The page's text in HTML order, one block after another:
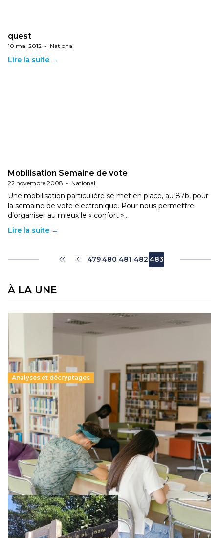
quest
10 mai 2012 - National
Lire la suite →
Mobilisation Semaine de vote
22 novembre 2008 - National
Une mobilisation particulière se met en place, au 87b, pour
la semaine de vote électronique. Pour nous permettre
d’organiser au mieux le « confort »…
Lire la suite →
479480 481 482 483
À LA UNE
Analyses et décryptages
Supérieur privé : une dérive qui met à mal la
promesse républicaine
11 juillet 2026-
Le projet de loi sur la régulation de l’enseignement
supérieur privé met en lumière l’amplification d’un système
qui relègue l’acte pédagogique au superfétatoire, voire à…
Lire la suite →